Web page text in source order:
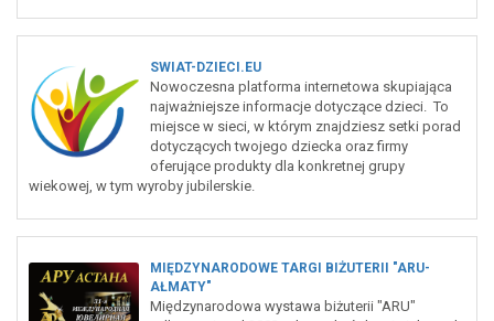
SWIAT-DZIECI.EU
Nowoczesna platforma internetowa skupiająca
najważniejsze informacje dotyczące dzieci. To
miejsce w sieci, w którym znajdziesz setki porad
dotyczących twojego dziecka oraz firmy
oferujące produkty dla konkretnej grupy
wiekowej, w tym wyroby jubilerskie.
MIĘDZYNARODOWE TARGI BIŻUTERII "ARU-
AŁMATY"
Międzynarodowa wystawa biżuterii "ARU"